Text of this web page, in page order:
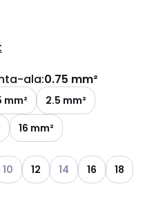
ala:0.75 mm²
mm²
2.5 mm²
16 mm²
käytettävissä olevat
10 12 Katso käytettävissä
14 16
18